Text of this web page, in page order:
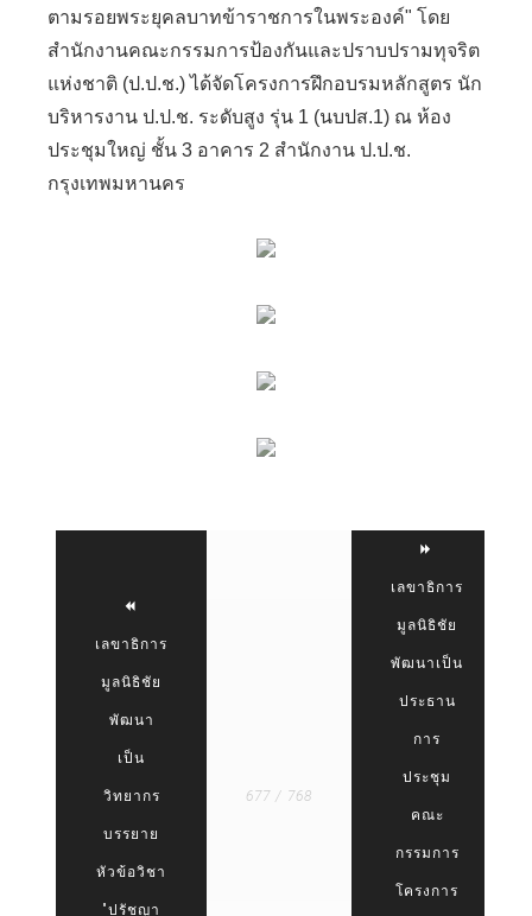
ตามรอยพระยุคลบาทข้าราชการในพระองค์" โดย
สำนักงานคณะกรรมการป้องกันและปราบปรามทุจริต
แห่งชาติ (ป.ป.ช.) ได้จัดโครงการฝึกอบรมหลักสูตร นัก
บริหารงาน ป.ป.ช. ระดับสูง รุ่น 1 (นบปส.1) ณ ห้อง
ประชุมใหญ่ ชั้น 3 อาคาร 2 สำนักงาน ป.ป.ช.
กรุงเทพมหานคร
เลขาธิการ
มูลนิธิชัย
พัฒนา
เป็น
วิทยากร
บรรยาย
หัวข้อวิชา
"ปรัชญา
677 / 768
เลขาธิการ
มูลนิธิชัย
พัฒนาเป็น
ประธาน
การ
ประชุม
คณะ
กรรมการ
โครงการ